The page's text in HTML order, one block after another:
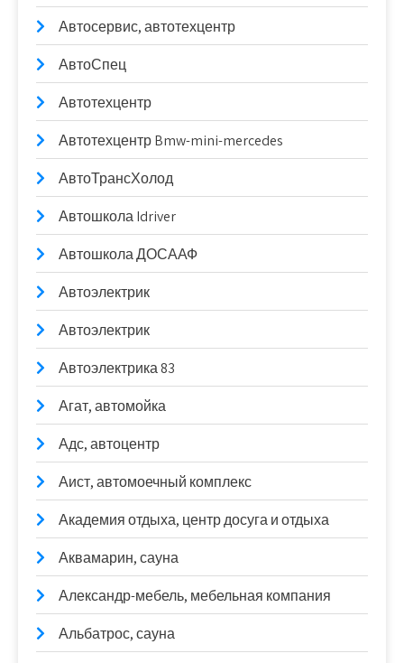
Автосервис, автотехцентр
АвтоСпец
Автотехцентр
Автотехцентр Bmw-mini-mercedes
АвтоТрансХолод
Автошкола Idriver
Автошкола ДОСААФ
Автоэлектрик
Автоэлектрик
Автоэлектрика 83
Агат, автомойка
Адс, автоцентр
Аист, автомоечный комплекс
Академия отдыха, центр досуга и отдыха
Аквамарин, сауна
Александр-мебель, мебельная компания
Альбатрос, сауна